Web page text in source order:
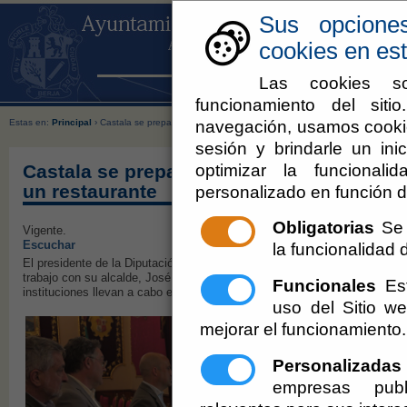
Sus
cookies en
Las cookies
funcionamiento del
navegación, usamos
sesión y brindarle un
optimizar la
personalizado en función
Obligatorias
la funcionalidad
Funcionales
uso del Sitio
mejorar el funcionamiento.
Personalizadas
empresas
Estas en: Principal › Castala se prepara para su transformación con un parque multiaventura
Castala se prepara para su
un restaurante
Vigente.
Escuchar
El presidente de la Diputación Provincial de Almería, José Antonio
trabajo con su alcalde, José Carlos Lupión, y su equipo de Gobierno
instituciones llevan a cabo en la localidad.